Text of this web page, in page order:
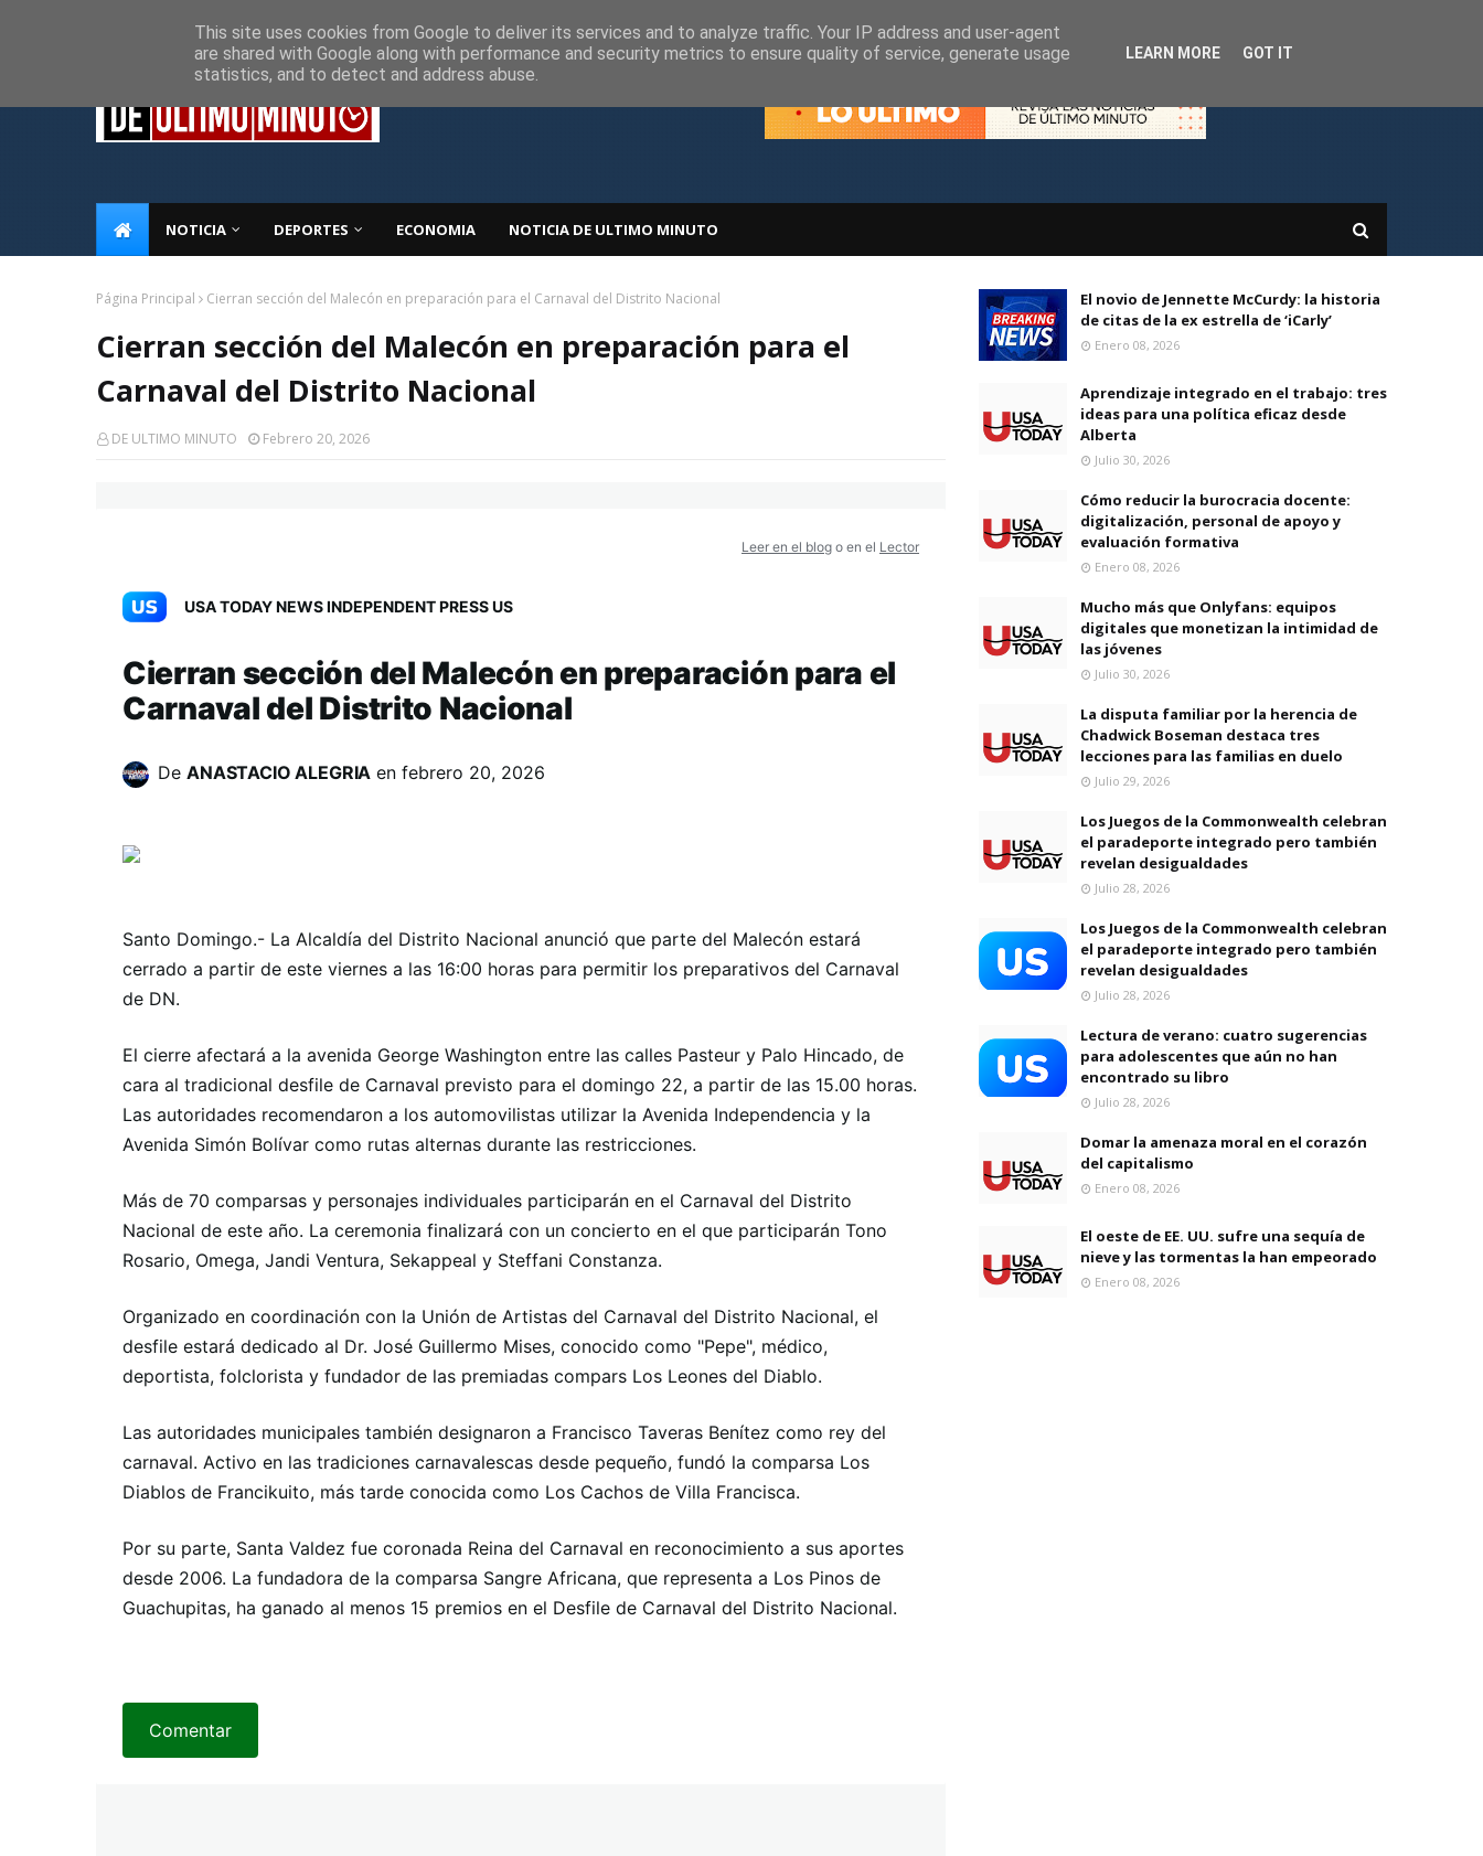
NOTICIA DEPORTES ECONOMIA NOTICIA DE ULTIMO MINUTO
Página Principal Cierran sección del Malecón en preparación para el Carnaval del Distrito Nacional
Cierran sección del Malecón en preparación para el
Carnaval del Distrito Nacional
DE ULTIMO MINUTO Febrero 20, 2026
Leer en el blog o en el Lector
USA TODAY NEWS INDEPENDENT PRESS US
Cierran sección del Malecón en preparación para el
Carnaval del Distrito Nacional
De ANASTACIO ALEGRIA enfebrero 20, 2026
Santo Domingo.- La Alcaldía del Distrito Nacional anunció que parte del Malecón estará
cerrado a partir de este viernes a las 16:00 horas para permitir los preparativos del Carnaval
de DN.
El cierre afectará a la avenida George Washington entre las calles Pasteur y Palo Hincado, de
cara al tradicional desfile de Carnaval previsto para el domingo 22, a partir de las 15.00 horas.
Las autoridades recomendaron a los automovilistas utilizar la Avenida Independencia y la
Avenida Simón Bolívar como rutas alternas durante las restricciones.
Más de 70 comparsas y personajes individuales participarán en el Carnaval del Distrito
Nacional de este año. La ceremonia finalizará con un concierto en el que participarán Tono
Rosario, Omega, Jandi Ventura, Sekappeal y Steffani Constanza.
Organizado en coordinación con la Unión de Artistas del Carnaval del Distrito Nacional, el
desfile estará dedicado al Dr. José Guillermo Mises, conocido como "Pepe", médico,
deportista, folclorista y fundador de las premiadas compars Los Leones del Diablo.
Las autoridades municipales también designaron a Francisco Taveras Benítez como rey del
carnaval. Activo en las tradiciones carnavalescas desde pequeño, fundó la comparsa Los
Diablos de Francikuito, más tarde conocida como Los Cachos de Villa Francisca.
Por su parte, Santa Valdez fue coronada Reina del Carnaval en reconocimiento a sus aportes
desde 2006. La fundadora de la comparsa Sangre Africana, que representa a Los Pinos de
Guachupitas, ha ganado al menos 15 premios en el Desfile de Carnaval del Distrito Nacional.
Comentar
El novio de Jennette McCurdy: la historia
de citas de la ex estrella de ‘iCarly’
Enero 08, 2026
Aprendizaje integrado en el trabajo: tres
ideas para una política eficaz desde
Alberta
Julio 30, 2026
Cómo reducir la burocracia docente:
digitalización, personal de apoyo y
evaluación formativa
Enero 08, 2026
Mucho más que Onlyfans: equipos
digitales que monetizan la intimidad de
las jóvenes
Julio 30, 2026
La disputa familiar por la herencia de
Chadwick Boseman destaca tres
lecciones para las familias en duelo
Julio 29, 2026
Los Juegos de la Commonwealth celebran
el paradeporte integrado pero también
revelan desigualdades
Julio 28, 2026
Los Juegos de la Commonwealth celebran
el paradeporte integrado pero también
revelan desigualdades
Julio 28, 2026
Lectura de verano: cuatro sugerencias
para adolescentes que aún no han
encontrado su libro
Julio 28, 2026
Domar la amenaza moral en el corazón
del capitalismo
Enero 08, 2026
El oeste de EE. UU. sufre una sequía de
nieve y las tormentas la han empeorado
Enero 08, 2026
This site uses cookies from Google to deliver its services and to analyze traffic. Your IP address and user-agent
are shared with Google along with performance and security metrics to ensure quality of service, generate usage
statistics, and to detect and address abuse.
LEARN MORE GOT IT